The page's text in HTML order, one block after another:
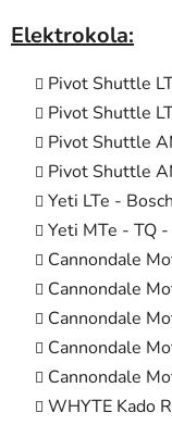
Elektrokola:
Pivot Shuttle
Pivot Shuttle
Pivot Shuttle
Pivot Shuttle
Yeti LTe - Bosch
Yeti MTe - TQ -
Cannondale
Cannondale
Cannondale
Cannondale
Cannondale
WHYTE Kado